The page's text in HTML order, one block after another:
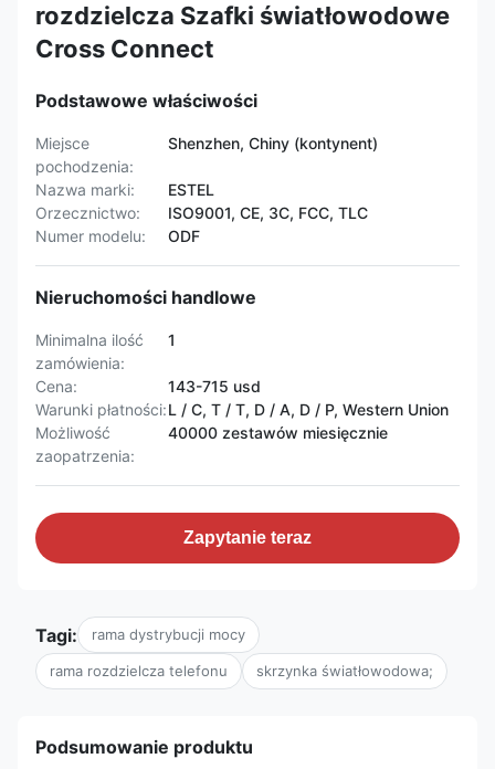
rozdzielcza Szafki światłowodowe
Cross Connect
Podstawowe właściwości
Miejsce
pochodzenia:
Shenzhen, Chiny (kontynent)
Nazwa marki:
ESTEL
Orzecznictwo:
ISO9001, CE, 3C, FCC, TLC
Numer modelu:
ODF
Nieruchomości handlowe
Minimalna ilość
zamówienia:
1
Cena:
143-715 usd
Warunki płatności:L / C, T / T, D / A, D / P, Western Union
Możliwość
zaopatrzenia:
40000 zestawów miesięcznie
Zapytanie teraz
Tagi: rama dystrybucji mocy
rama rozdzielcza telefonu skrzynka światłowodowa;
Podsumowanie produktu